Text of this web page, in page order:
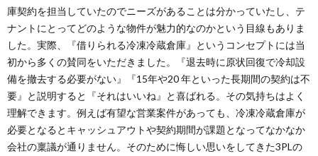
庫契約を担当していたのでニーズがあることは分かっていたし、テ
ナントにとってどのような物件が魅力的なのかという目線もありま
した。実際、『借りられる冷凍冷蔵倉庫』というコンセプトには当
初から多くの賛同をいただきました。『退去時に原状回復で冷却設
備を撤去する必要がない』『15年や20 年といった長期間の契約は不
要』と説明すると『それはいいね』と喜ばれる。その気持ちはよく
理解できます。例えば有望な営業案件があっても、冷凍冷蔵倉庫が
必要となるとキャッシュアウトや契約期間が課題となってなかなか
会社の稟議が通りません。そのために悔しい思いをしてきた3PLの